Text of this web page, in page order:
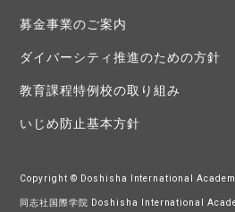
募金事業のご案内
ダイバーシティ推進のための方針
教育課程特例校の取り組み
いじめ防止基本方針
Copyright © Doshisha International
同志社国際学院 Doshisha International